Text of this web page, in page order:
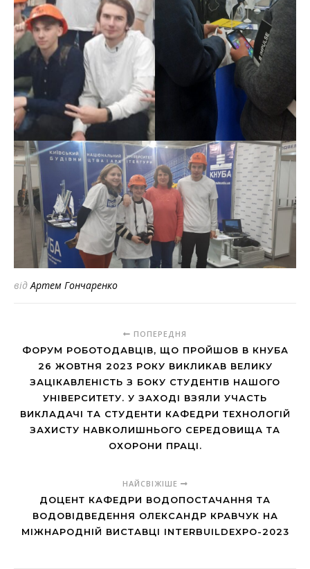
від Артем Гончаренко
ПОПЕРЕДНЯ
ФОРУМ РОБОТОДАВЦІВ, ЩО ПРОЙШОВ В КНУБА
26 ЖОВТНЯ 2023 РОКУ ВИКЛИКАВ ВЕЛИКУ
ЗАЦІКАВЛЕНІСТЬ З БОКУ СТУДЕНТІВ НАШОГО
УНІВЕРСИТЕТУ. У ЗАХОДІ ВЗЯЛИ УЧАСТЬ
ВИКЛАДАЧІ ТА СТУДЕНТИ КАФЕДРИ ТЕХНОЛОГІЙ
ЗАХИСТУ НАВКОЛИШНЬОГО СЕРЕДОВИЩА ТА
ОХОРОНИ ПРАЦІ.
НАЙСВІЖІШЕ
ДОЦЕНТ КАФЕДРИ ВОДОПОСТАЧАННЯ ТА
ВОДОВІДВЕДЕННЯ ОЛЕКСАНДР КРАВЧУК НА
МІЖНАРОДНІЙ ВИСТАВЦІ INTERBUILDEXPO-2023